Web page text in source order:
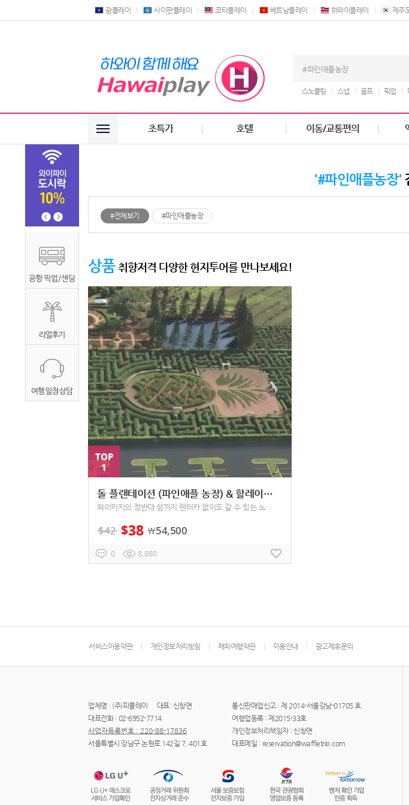
괌플레이 사이판플레이 코타플레이 베트남플레이 하와이플레이 제주
스노클링 스냅 골프 픽업
초특가 호텔 이동/교통편의
'#파인애플농장'
#전체보기 #파인애플농장
상품취향저격 다양한 현지투어를 만나보세요!
TOP
1
돌 플랜테이션 (파인애플 농장) & 할레이바 타운 셔틀
와이키키의 정반대 섬까지 렌터카 없이도 갈 수 있는 노스쇼어 셔틀버스!
$42 $38 ￦54,500
0 8,880
서비스이용약관 개인정보처리방침 해외여행약관 이용안내 광고제휴문의
업체명 : (주)피플레이
대표: 신창면
대표전화 : 02-6952-7714
사업자등록번호 : 220-88-17836
서울특별시 강남구 논현로 142길 7, 401호
통신판매업신고 : 제 2014-서울강남-01705 호
여행업등록 : 제2015-33호
개인정보처리책임자 : 신창면
대표메일 : reservation@waffletrip.com